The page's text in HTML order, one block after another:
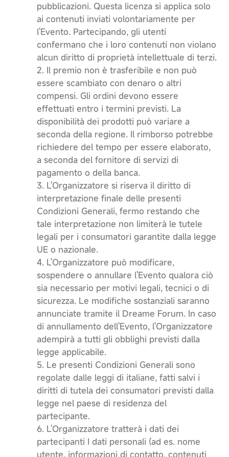
pubblicazioni. Questa licenza si applica solo
ai contenuti inviati volontariamente per
l'Evento. Partecipando, gli utenti
confermano che i loro contenuti non violano
alcun diritto di proprietà intellettuale di terzi.
2. Il premio non è trasferibile e non può
essere scambiato con denaro o altri
compensi. Gli ordini devono essere
effettuati entro i termini previsti. La
disponibilità dei prodotti può variare a
seconda della regione. Il rimborso potrebbe
richiedere del tempo per essere elaborato,
a seconda del fornitore di servizi di
pagamento o della banca.
3. L'Organizzatore si riserva il diritto di
interpretazione finale delle presenti
Condizioni Generali, fermo restando che
tale interpretazione non limiterà le tutele
legali per i consumatori garantite dalla legge
UE o nazionale.
4. L'Organizzatore può modificare,
sospendere o annullare l'Evento qualora ciò
sia necessario per motivi legali, tecnici o di
sicurezza. Le modifiche sostanziali saranno
annunciate tramite il Dreame Forum. In caso
di annullamento dell'Evento, l'Organizzatore
adempirà a tutti gli obblighi previsti dalla
legge applicabile.
5. Le presenti Condizioni Generali sono
regolate dalle leggi di italiane, fatti salvi i
diritti di tutela dei consumatori previsti dalla
legge nel paese di residenza del
partecipante.
6. L'Organizzatore tratterà i dati dei
partecipanti I dati personali (ad es. nome
utente, informazioni di contatto, contenuti